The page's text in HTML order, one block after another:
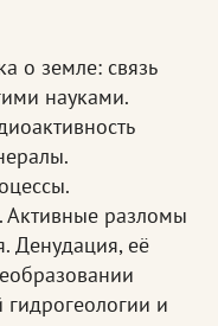
о земле: связь
науками.
Активные разломы
Денудация, её
и